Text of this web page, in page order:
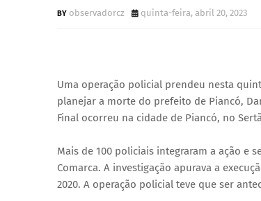
observadorcz quinta-feira, abril 20, 2023
Uma operação policial prendeu nesta
planejar a morte do prefeito de Piancó,
Final ocorreu na cidade de Piancó, no
Mais de 100 policiais integraram a ação e
Comarca. A investigação apurava a
2020. A operação policial teve que ser